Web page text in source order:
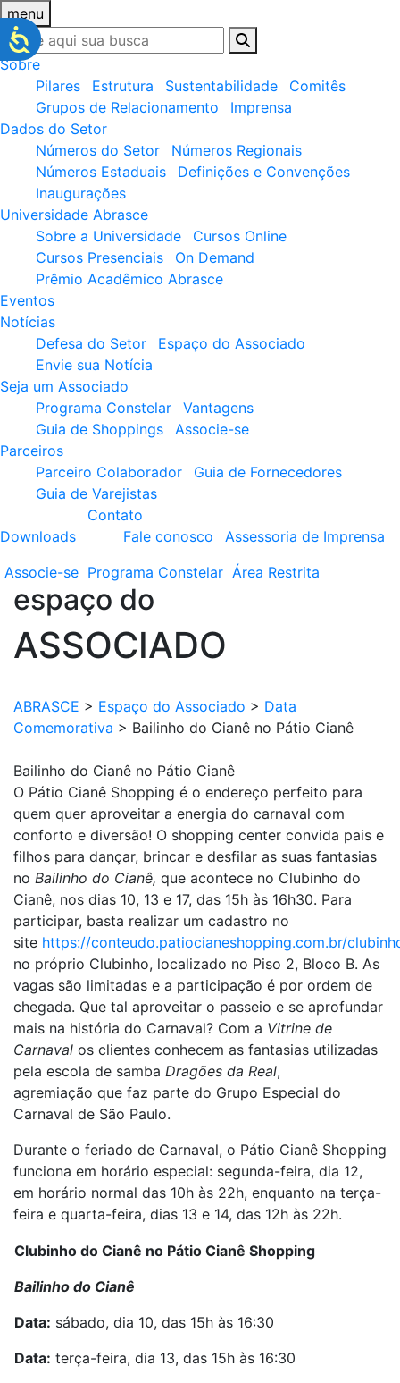
menu
Sobre
Pilares
Estrutura Sustentabilidade
Comitês
Grupos de Relacionamento
Imprensa
Dados do Setor
Números do Setor
Números Regionais
Números Estaduais
Definições e Convenções
Inaugurações
Universidade Abrasce
Sobre a Universidade
Cursos Online
Cursos Presenciais
On Demand
Prêmio Acadêmico Abrasce
Eventos
Notícias
Defesa do Setor
Espaço do Associado
Envie sua Notícia
Seja um Associado
Programa Constelar
Vantagens
Guia de Shoppings
Associe-se
Parceiros
Parceiro Colaborador
Guia de Fornecedores
Guia de Varejistas
Downloads
Contato
Fale conosco
Assessoria de Imprensa
Associe-se Programa Constelar Área Restrita
espaço do
ASSOCIADO
ABRASCE > Espaço do Associado > Data
Comemorativa > Bailinho do Cianê no Pátio Cianê
Bailinho do Cianê no Pátio Cianê
O Pátio Cianê Shopping é o endereço perfeito para
quem quer aproveitar a energia do carnaval com
conforto e diversão! O shopping center convida pais e
filhos para dançar, brincar e desfilar as suas fantasias
no Bailinho do Cianê, que acontece no Clubinho do
Cianê, nos dias 10, 13 e 17, das 15h às 16h30. Para
participar, basta realizar um cadastro no
site https://conteudo.patiocianeshopping.com.br/
no próprio Clubinho, localizado no Piso 2, Bloco B. As
vagas são limitadas e a participação é por ordem de
chegada. Que tal aproveitar o passeio e se aprofundar
mais na história do Carnaval? Com a Vitrine de
Carnaval os clientes conhecem as fantasias utilizadas
pela escola de samba Dragões da Real,
agremiação que faz parte do Grupo Especial do
Carnaval de São Paulo.
Durante o feriado de Carnaval, o Pátio Cianê Shopping
funciona em horário especial: segunda-feira, dia 12,
em horário normal das 10h às 22h, enquanto na terça-
feira e quarta-feira, dias 13 e 14, das 12h às 22h.
Clubinho do Cianê no Pátio Cianê Shopping
Bailinho do Cianê
Data: sábado, dia 10, das 15h às 16:30
Data: terça-feira, dia 13, das 15h às 16:30